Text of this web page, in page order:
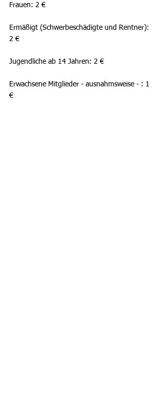
Frauen: 2 €
Ermäßigt (Schwerbeschädigte und Rentner):
2 €
Jugendliche ab 14 Jahren: 2 €
Erwachsene Mitglieder - ausnahmsweise - : 1
€